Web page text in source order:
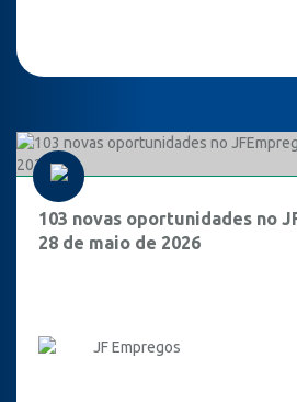
103 novas oportunidades no
28 de maio de 2026
JF Empregos